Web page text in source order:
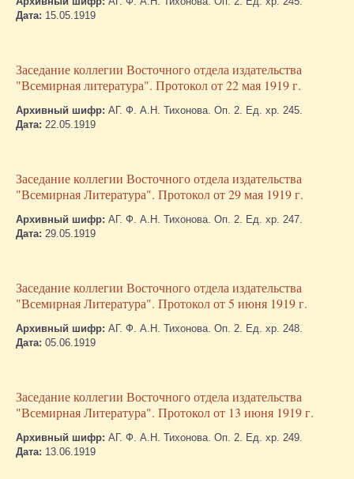
Дата: 15.05.1919
Заседание коллегии Восточного отдела издательства
"Всемирная литература". Протокол от 22 мая 1919 г.
Архивный шифр: АГ. Ф. А.Н. Тихонова. Оп. 2. Ед. хр. 245.
Дата: 22.05.1919
Заседание коллегии Восточного отдела издательства
"Всемирная Литература". Протокол от 29 мая 1919 г.
Архивный шифр: АГ. Ф. А.Н. Тихонова. Оп. 2. Ед. хр. 247.
Дата: 29.05.1919
Заседание коллегии Восточного отдела издательства
"Всемирная Литература". Протокол от 5 июня 1919 г.
Архивный шифр: АГ. Ф. А.Н. Тихонова. Оп. 2. Ед. хр. 248.
Дата: 05.06.1919
Заседание коллегии Восточного отдела издательства
"Всемирная Литература". Протокол от 13 июня 1919 г.
Архивный шифр: АГ. Ф. А.Н. Тихонова. Оп. 2. Ед. хр. 249.
Дата: 13.06.1919